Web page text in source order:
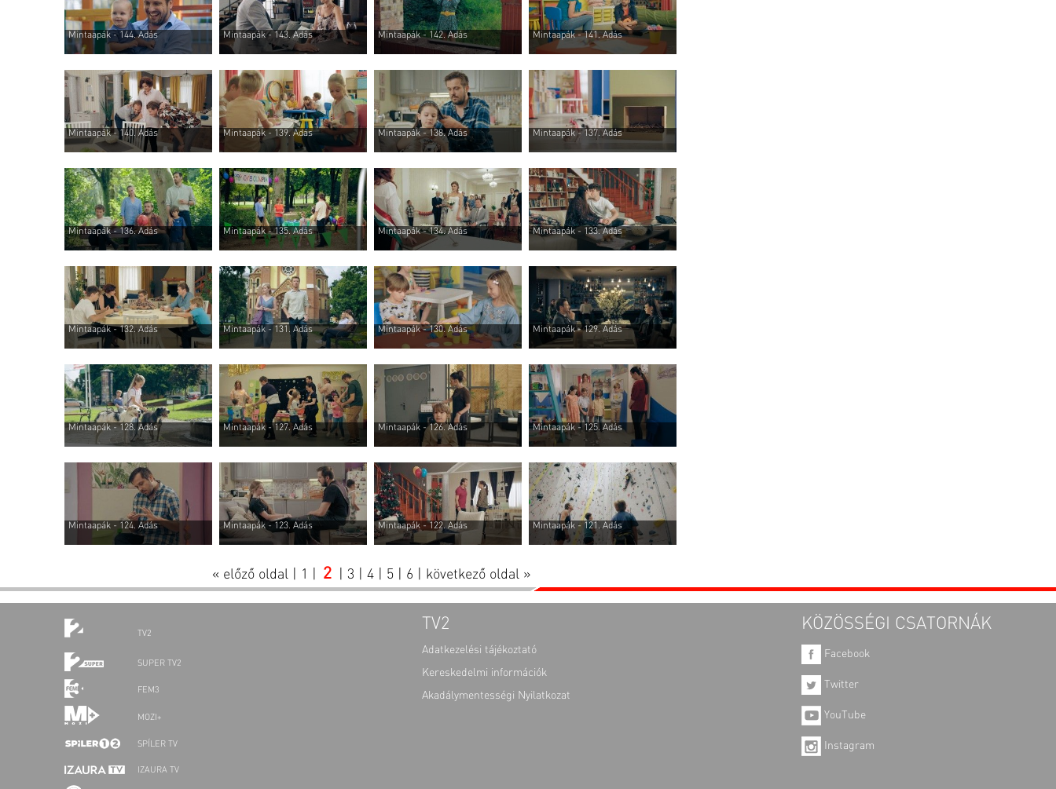
Mintaapák - 144. Adás Mintaapák - 143. Adás Mintaapák - 142. Adás Mintaapák - 141. Adás
Mintaapák - 140. Adás Mintaapák - 139. Adás Mintaapák - 138. Adás Mintaapák - 137. Adás
Mintaapák - 136. Adás Mintaapák - 135. Adás Mintaapák - 134. Adás Mintaapák - 133. Adás
Mintaapák - 132. Adás Mintaapák - 131. Adás Mintaapák - 130. Adás Mintaapák - 129. Adás
Mintaapák - 128. Adás Mintaapák - 127. Adás Mintaapák - 126. Adás Mintaapák - 125. Adás
Mintaapák - 124. Adás Mintaapák - 123. Adás Mintaapák - 122. Adás Mintaapák - 121. Adás
« előző oldal 1 2 3 4 5 6 következő oldal »
TV2
SUPER TV2
FEM3
MOZI+
SPÍLER TV
IZAURA TV
TV2
Adatkezelési tájékoztató
Kereskedelmi információk
Akadálymentességi Nyilatkozat
KÖZÖSSÉGI CSATORNÁK
Facebook
Twitter
YouTube
Instagram